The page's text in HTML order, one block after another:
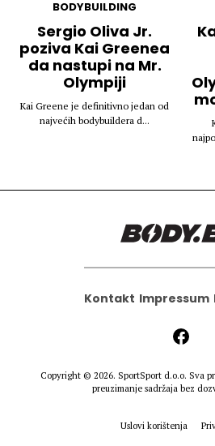
BODYBUILDING
Sergio Oliva Jr.
poziva Kai Greenea
da nastupi na Mr.
Olympiji
Kai Greene je definitivno jedan od
najvećih bodybuildera d...
Kontakt Impressum
Copyright © 2026. SportSport d.o.o. Sva
preuzimanje sadržaja bez
Uslovi korištenja